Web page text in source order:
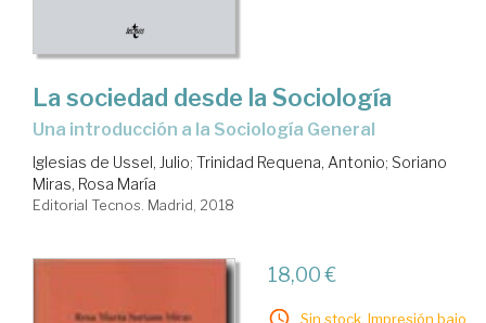
La sociedad desde la Sociología
una introducción a la Sociología General
Iglesias de Ussel, Julio; Trinidad Requena, Antonio; Soriano
Miras, Rosa María
Editorial Tecnos. Madrid, 2018
18,00 €
Sin stock. Impresión bajo